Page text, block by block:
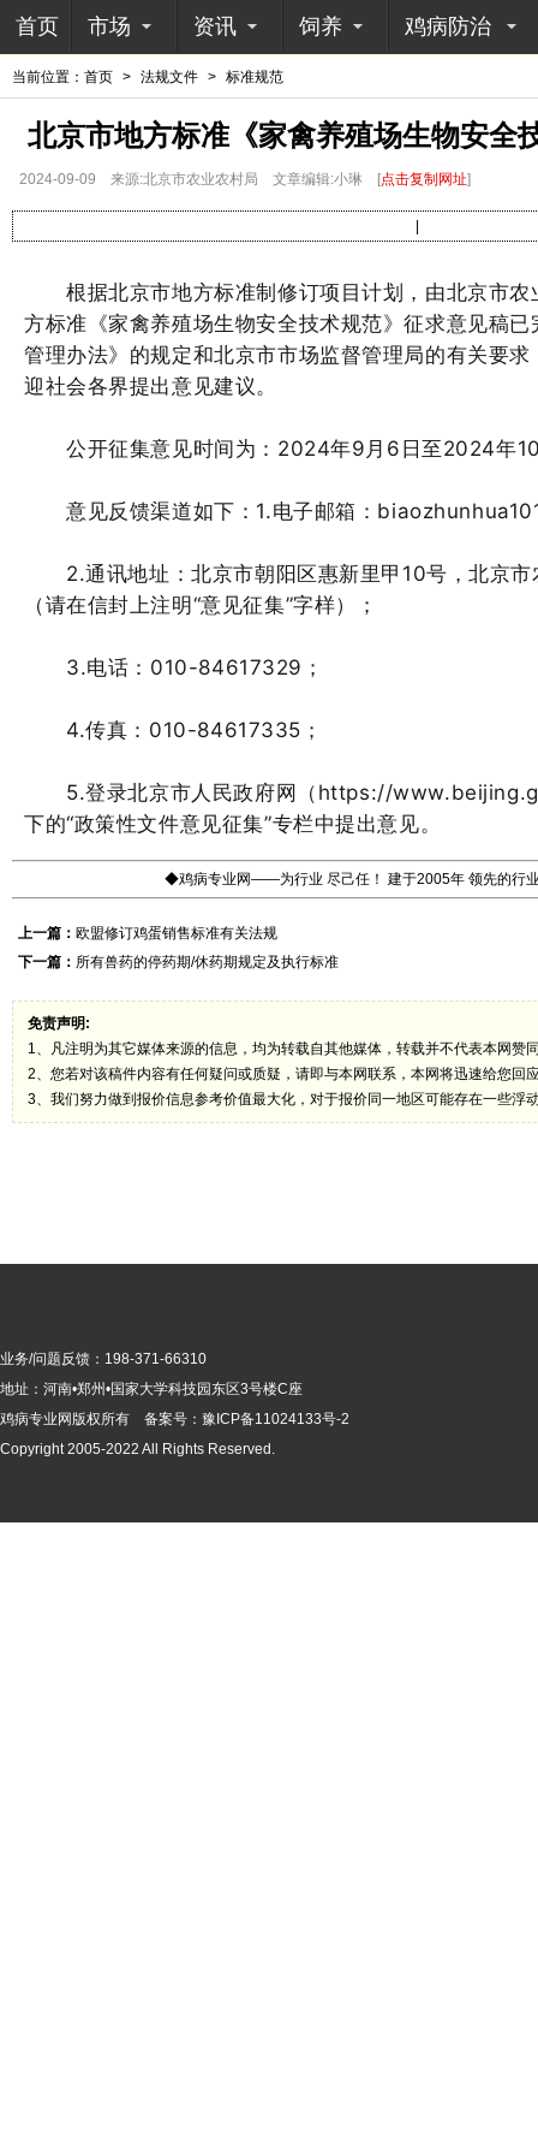
首页 市场 资讯 饲养 鸡病防治
当前位置： 首页 > 法规文件 > 标准规范
北京市地方标准《家禽养殖场生物安全
2024-09-09 来源:北京市农业农村局 文章编辑:小琳 [点击复制网址]
根据北京市地方标准制修订项目计划，由北京市农
方标准《家禽养殖场生物安全技术规范》征求意见稿
管理办法》的规定和北京市市场监督管理局的有关要
迎社会各界提出意见建议。
公开征集意见时间为：2024年9月6日至2024年
意见反馈渠道如下：1.电子邮箱：
2.通讯地址：北京市朝阳区惠新里甲10号，北京市
（请在信封上注明“意见征集”字样）；
3.电话：010-84617329；
4.传真：010-84617335；
5.登录北京市人民政府网（https://
下的“政策性文件意见征集”专栏中提出意见。
◆鸡病专业网——为行业 尽己任！ 建于2005年 领先的行
上一篇： 欧盟修订鸡蛋销售标准有关法规
下一篇： 所有兽药的停药期/休药期规定及执行标准
免责声明:
1、凡注明为其它媒体来源的信息，均为转载自其他媒体，转载并不代表本网赞
2、您若对该稿件内容有任何疑问或质疑，请即与本网联系，本网将迅速给您回
3、我们努力做到报价信息参考价值最大化，对于报价同一地区可能存在一些浮
业务/问题反馈：198-371-66310
地址：河南•郑州•国家大学科技园东区3号楼C座
鸡病专业网版权所有 备案号： 豫ICP备11024133号-2
Copyright 2005-2022 All Rights Reserved.